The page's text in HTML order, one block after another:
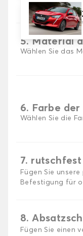
5. Material
Wählen Sie das
6. Farbe
Wählen Sie die
7.
Fügen Sie
Befestigung für
8.
Fügen Sie einen